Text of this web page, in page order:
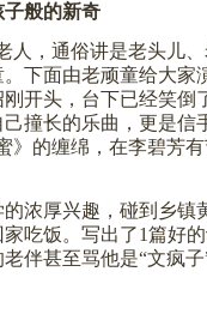
般的新奇
人，通俗讲是老头儿
下面由老顽童给大家
开头，台下已经笑倒
撞长的乐曲，更是信
》的缠绵，在李碧芳
浓厚兴趣，碰到乡镇
吃饭。写出了1篇好
伴甚至骂他是“文疯